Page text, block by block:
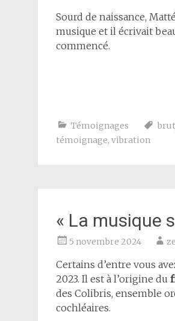
Sourd de naissance,
musique et il écrivait
commencé.
Témoignages brut
témoignage, vibration
« La musique
5 novembre 2024
Certains d’entre vous
2023. Il est à l’origine du
des Colibris, ensemble
cochléaires.